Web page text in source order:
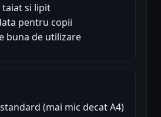
taiat si lipit
pentru copii
buna de utilizare
(mai mic decat A4)